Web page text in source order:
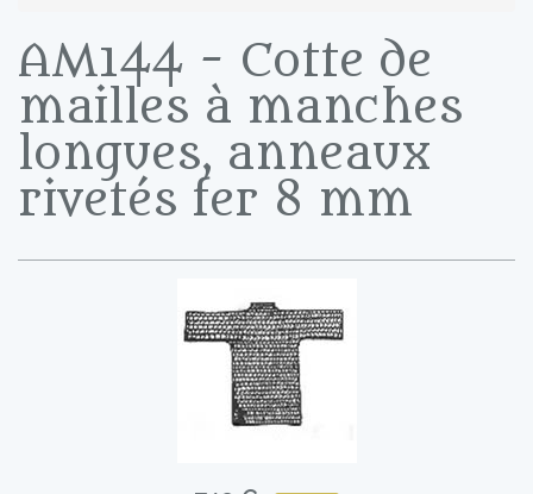
AM144 - Cotte de
mailles à manches
longues, anneaux
rivetés fer 8 mm